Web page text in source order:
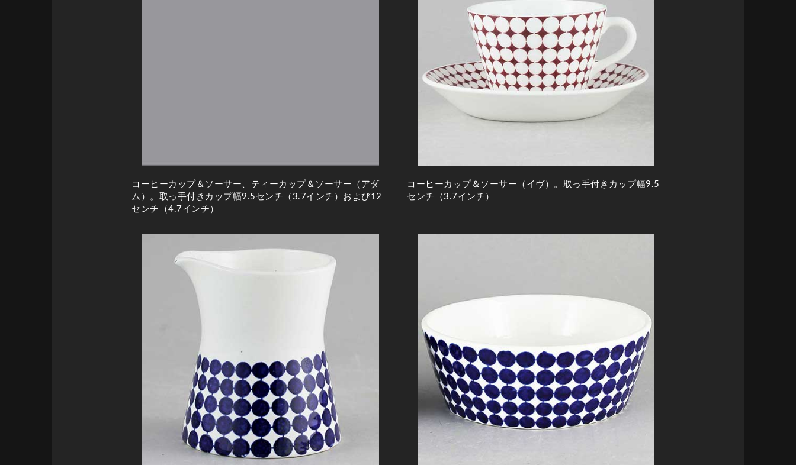
コーヒーカップ＆ソーサー、ティーカップ＆ソーサー（アダ
ム）。取っ手付きカップ幅9.5センチ（3.7インチ）および12
センチ（4.7インチ）
コーヒーカップ＆ソーサー（イヴ）。取っ手付きカップ幅9.5
センチ（3.7インチ）